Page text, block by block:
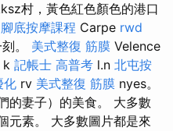
村，黃色紅色顏色的港口
腳底按摩課程 Carpe rwd
。 美式整復 筋膜 Velence
k 記帳士 高普考 l.n 北屯按
化 rv 美式整復 筋膜 nyes。
的妻子）的美食。 大多數
元素。 大多數圖片都是來